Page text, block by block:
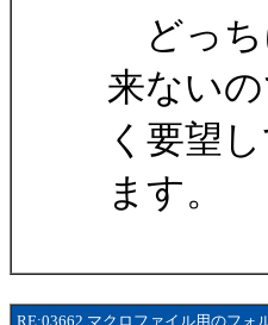
どっち
来ない
く要望
ます。
RE:03662 マクロファイル用のフォ